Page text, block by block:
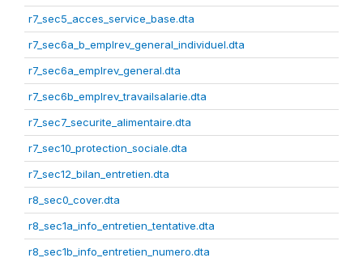
r7_sec5_acces_service_base.dta
r7_sec6a_b_emplrev_general_individuel.dta
r7_sec6a_emplrev_general.dta
r7_sec6b_emplrev_travailsalarie.dta
r7_sec7_securite_alimentaire.dta
r7_sec10_protection_sociale.dta
r7_sec12_bilan_entretien.dta
r8_sec0_cover.dta
r8_sec1a_info_entretien_tentative.dta
r8_sec1b_info_entretien_numero.dta